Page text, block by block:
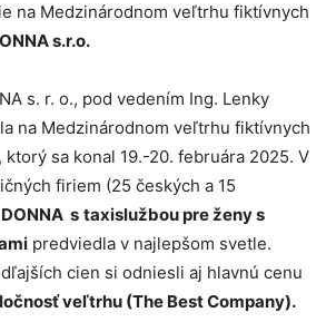
na Medzinárodnom veľtrhu fiktívnych
s.r.o.
s. r. o., pod vedením Ing. Lenky
na Medzinárodnom veľtrhu fiktívnych
sa konal 19.-20. februára 2025. V
firiem (25 českých a 15
DONNA s taxislužbou pre ženy s
predviedla v najlepšom svetle.
cien si odniesli aj hlavnú cenu
veľtrhu (The Best Company).